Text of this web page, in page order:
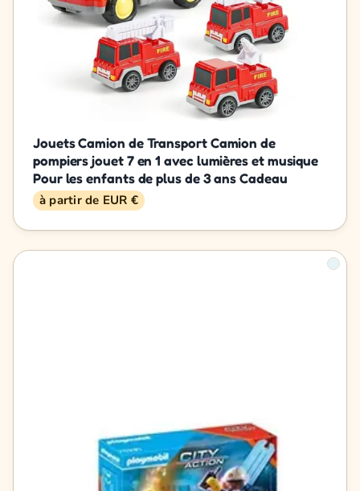
Jouets Camion de Transport Camion de
pompiers jouet 7 en 1 avec lumières et musique
Pour les enfants de plus de 3 ans Cadeau
à partir de EUR €